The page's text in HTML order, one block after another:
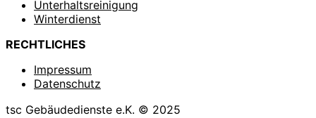
Unterhaltsreinigung
Winterdienst
RECHTLICHES
Impressum
Datenschutz
tsc Gebäudedienste e.K. © 2025